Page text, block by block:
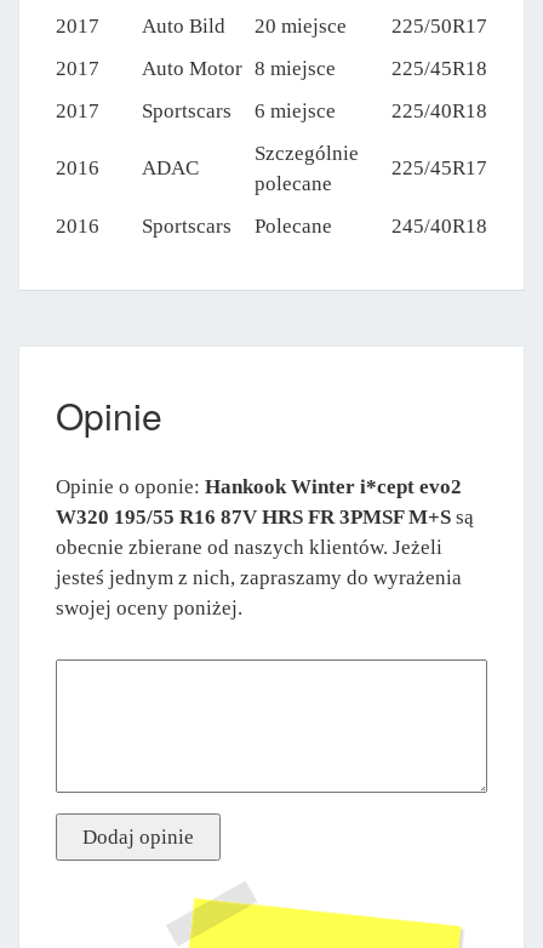
2017
Auto Bild 20 miejsce
225/50R17
2017
Auto Motor 8 miejsce
225/45R18
2017
Sportscars 6 miejsce 225/40R18
2016 ADAC
Szczególnie
polecane
225/45R17
2016 Sportscars Polecane 245/40R18
Opinie
Opinie o oponie: Hankook Winter i*cept evo2
W320 195/55 R16 87V HRS FR 3PMSF M+S są
obecnie zbierane od naszych klientów. Jeżeli
jesteś jednym z nich, zapraszamy do wyrażenia
swojej oceny poniżej.